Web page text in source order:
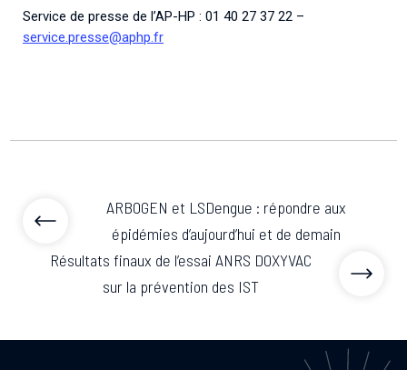
Service de presse de l’AP-HP : 01 40 27 37 22 –
service.presse@aphp.fr
ARBOGEN et LSDengue : répondre aux
épidémies d’aujourd’hui et de demain
Résultats finaux de l’essai ANRS DOXYVAC
sur la prévention des IST